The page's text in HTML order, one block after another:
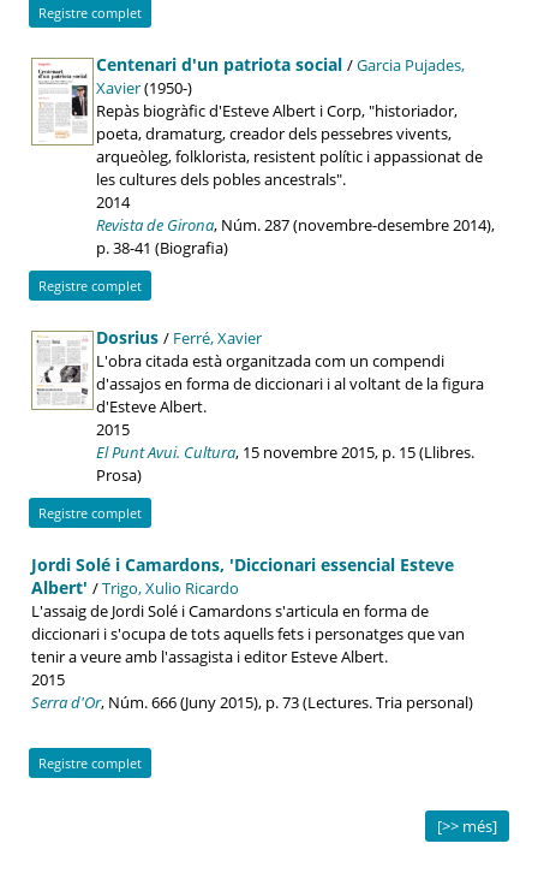
Registre complet
Centenari d'un patriota social /Garcia Pujades,
Xavier(1950-)
Repàs biogràfic d'Esteve Albert i Corp, "historiador,
poeta, dramaturg, creador dels pessebres vivents,
arqueòleg, folklorista, resistent polític i appassionat de
les cultures dels pobles ancestrals".
2014
Revista de Girona, Núm. 287 (novembre-desembre 2014),
p. 38-41 (Biografia)
Registre complet
Dosrius / Ferré, Xavier
L'obra citada està organitzada com un compendi
d'assajos en forma de diccionari i al voltant de la figura
d'Esteve Albert.
2015
El Punt Avui. Cultura, 15 novembre 2015, p. 15 (Llibres.
Prosa)
Registre complet
Jordi Solé i Camardons, 'Diccionari essencial Esteve
Albert' /Trigo, Xulio Ricardo
L'assaig de Jordi Solé i Camardons s'articula en forma de
diccionari i s'ocupa de tots aquells fets i personatges que van
tenir a veure amb l'assagista i editor Esteve Albert.
2015
Serra d'Or, Núm. 666 (Juny 2015), p. 73 (Lectures. Tria personal)
Registre complet
[>> més]